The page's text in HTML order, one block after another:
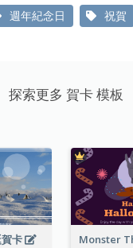
週年紀念日 祝賀
探索更多 賀卡 模板
卡